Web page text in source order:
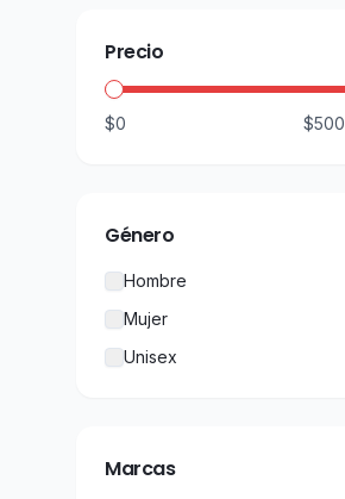
Precio
$0
Género
Hombre
Mujer
Unisex
Marcas